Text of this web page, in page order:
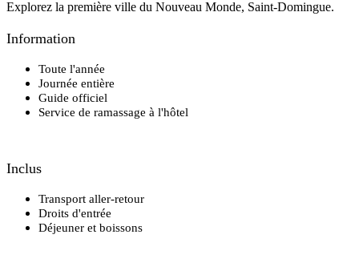
Explorez la première ville du Nouveau Monde, Saint-Domingue.
Information
Toute l'année
Journée entière
Guide officiel
Service de ramassage à l'hôtel
Inclus
Transport aller-retour
Droits d'entrée
Déjeuner et boissons